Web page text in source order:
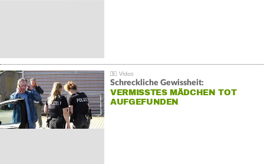
Schreckliche Gewissheit:
VERMISSTES MÄDCHEN TOT
AUFGEFUNDEN